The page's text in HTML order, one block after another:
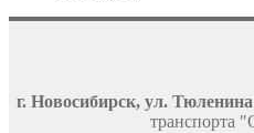
г. Новосибирск, ул.
транспорта